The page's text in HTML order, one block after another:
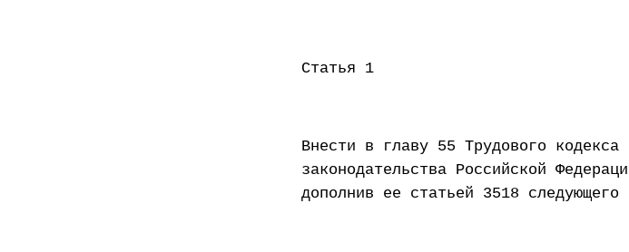
Статья 1
Внести в главу 55 Трудового кодекса
законодательства Российской
дополнив ее статьей 3518 следующего